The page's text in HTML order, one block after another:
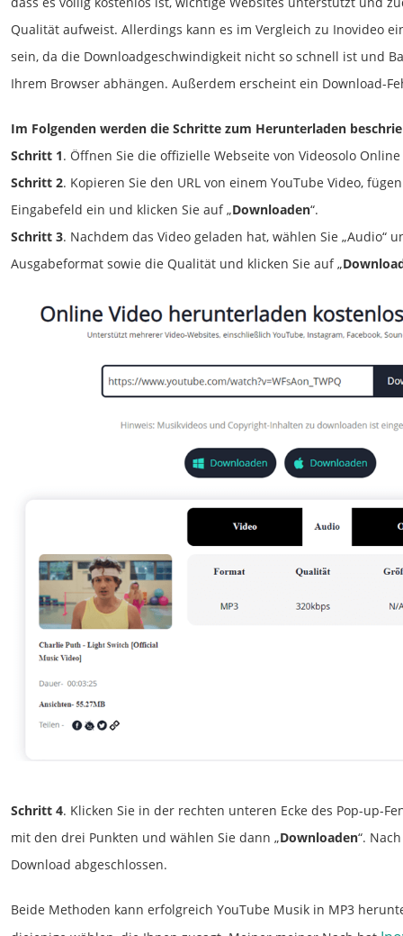
Qualität aufweist. Allerdings kann es im Vergleich zu Inovideo
sein, da die Downloadgeschwindigkeit nicht so schnell ist und
Ihrem Browser abhängen. Außerdem erscheint ein Download-
Im Folgenden werden die Schritte zum Herunterladen
Schritt 1. Öffnen Sie die offizielle Webseite von Videosolo
Schritt 2. Kopieren Sie den URL von einem YouTube Video,
Eingabefeld ein und klicken Sie auf „Downloaden“.
Schritt 3. Nachdem das Video geladen hat, wählen Sie „Audio“
Ausgabeformat sowie die Qualität und klicken Sie auf „
Schritt 4. Klicken Sie in der rechten unteren Ecke des Pop-up-
mit den drei Punkten und wählen Sie dann „Downloaden“.
Download abgeschlossen.
Beide Methoden kann erfolgreich YouTube Musik in MP3